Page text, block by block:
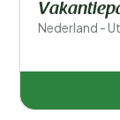
Nederland -